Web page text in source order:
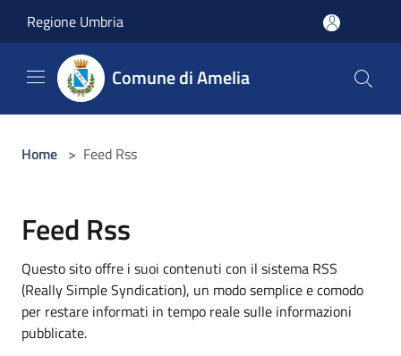
Regione Umbria
Comune di Amelia
Home > Feed Rss
Feed Rss
Questo sito offre i suoi contenuti con il sistema RSS
(Really Simple Syndication), un modo semplice e comodo
per restare informati in tempo reale sulle informazioni
pubblicate.